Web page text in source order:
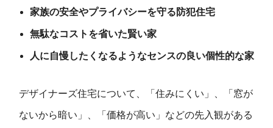
家族の安全やプライバシーを守る防犯住宅
無駄なコストを省いた賢い家
人に自慢したくなるようなセンスの良い個性的な家
デザイナーズ住宅について、「住みにくい」、「窓が
ないから暗い」、「価格が高い」などの先入観がある